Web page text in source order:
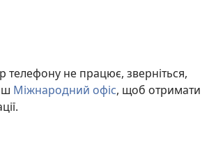
не працює, зверніться,
Міжнародний офіс, щоб отримати